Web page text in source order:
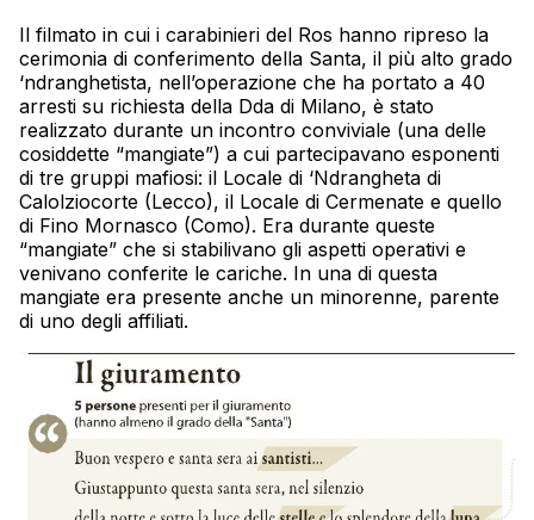
Il filmato in cui i carabinieri del Ros hanno ripreso la
cerimonia di conferimento della Santa, il più alto grado
‘ndranghetista, nell’operazione che ha portato a 40
arresti su richiesta della Dda di Milano, è stato
realizzato durante un incontro conviviale (una delle
cosiddette “mangiate”) a cui partecipavano esponenti
di tre gruppi mafiosi: il Locale di ‘Ndrangheta di
Calolziocorte (Lecco), il Locale di Cermenate e quello
di Fino Mornasco (Como). Era durante queste
“mangiate” che si stabilivano gli aspetti operativi e
venivano conferite le cariche. In una di questa
mangiate era presente anche un minorenne, parente
di uno degli affiliati.